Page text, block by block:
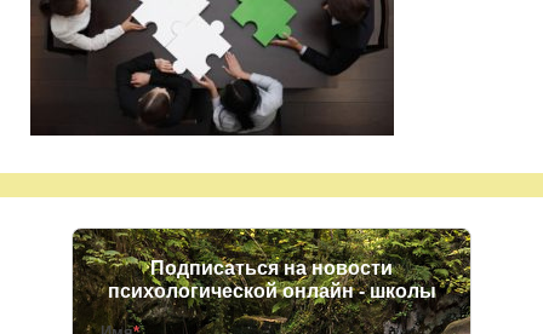
Подписаться на новости
психологической онлайн - школы